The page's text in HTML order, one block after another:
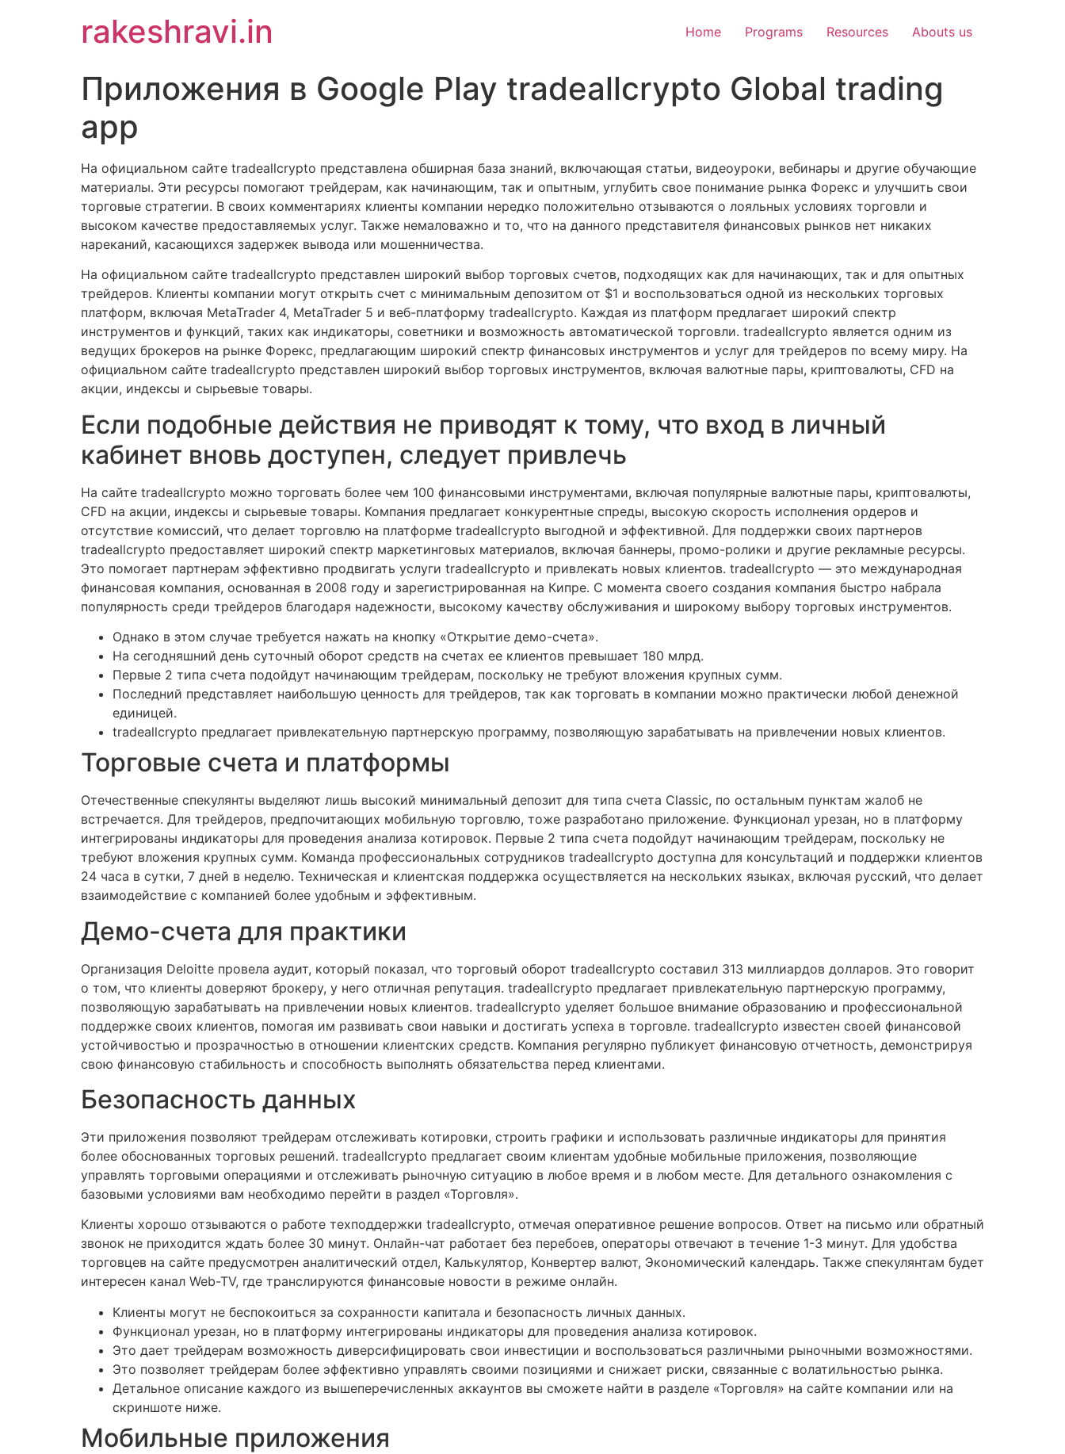
rakeshravi.in Home Programs Resources Abouts us
Приложения в Google Play tradeallcrypto Global trading
app
На официальном сайте tradeallcrypto представлена обширная база знаний, включающая статьи, видеоуроки, вебинары и другие обучающие
материалы. Эти ресурсы помогают трейдерам, как начинающим, так и опытным, углубить свое понимание рынка Форекс и улучшить свои
торговые стратегии. В своих комментариях клиенты компании нередко положительно отзываются о лояльных условиях торговли и
высоком качестве предоставляемых услуг. Также немаловажно и то, что на данного представителя финансовых рынков нет никаких
нареканий, касающихся задержек вывода или мошенничества.
На официальном сайте tradeallcrypto представлен широкий выбор торговых счетов, подходящих как для начинающих, так и для опытных
трейдеров. Клиенты компании могут открыть счет с минимальным депозитом от $1 и воспользоваться одной из нескольких торговых
платформ, включая MetaTrader 4, MetaTrader 5 и веб-платформу tradeallcrypto. Каждая из платформ предлагает широкий спектр
инструментов и функций, таких как индикаторы, советники и возможность автоматической торговли. tradeallcrypto является одним из
ведущих брокеров на рынке Форекс, предлагающим широкий спектр финансовых инструментов и услуг для трейдеров по всему миру. На
официальном сайте tradeallcrypto представлен широкий выбор торговых инструментов, включая валютные пары, криптовалюты, CFD на
акции, индексы и сырьевые товары.
Если подобные действия не приводят к тому, что вход в личный
кабинет вновь доступен, следует привлечь
На сайте tradeallcrypto можно торговать более чем 100 финансовыми инструментами, включая популярные валютные пары, криптовалюты,
CFD на акции, индексы и сырьевые товары. Компания предлагает конкурентные спреды, высокую скорость исполнения ордеров и
отсутствие комиссий, что делает торговлю на платформе tradeallcrypto выгодной и эффективной. Для поддержки своих партнеров
tradeallcrypto предоставляет широкий спектр маркетинговых материалов, включая баннеры, промо-ролики и другие рекламные ресурсы.
Это помогает партнерам эффективно продвигать услуги tradeallcrypto и привлекать новых клиентов. tradeallcrypto — это международная
финансовая компания, основанная в 2008 году и зарегистрированная на Кипре. С момента своего создания компания быстро набрала
популярность среди трейдеров благодаря надежности, высокому качеству обслуживания и широкому выбору торговых инструментов.
Однако в этом случае требуется нажать на кнопку «Открытие демо-счета».
На сегодняшний день суточный оборот средств на счетах ее клиентов превышает 180 млрд.
Первые 2 типа счета подойдут начинающим трейдерам, поскольку не требуют вложения крупных сумм.
Последний представляет наибольшую ценность для трейдеров, так как торговать в компании можно практически любой денежной
единицей.
tradeallcrypto предлагает привлекательную партнерскую программу, позволяющую зарабатывать на привлечении новых клиентов.
Торговые счета и платформы
Отечественные спекулянты выделяют лишь высокий минимальный депозит для типа счета Classic, по остальным пунктам жалоб не
встречается. Для трейдеров, предпочитающих мобильную торговлю, тоже разработано приложение. Функционал урезан, но в платформу
интегрированы индикаторы для проведения анализа котировок. Первые 2 типа счета подойдут начинающим трейдерам, поскольку не
требуют вложения крупных сумм. Команда профессиональных сотрудников tradeallcrypto доступна для консультаций и поддержки клиентов
24 часа в сутки, 7 дней в неделю. Техническая и клиентская поддержка осуществляется на нескольких языках, включая русский, что делает
взаимодействие с компанией более удобным и эффективным.
Демо-счета для практики
Организация Deloitte провела аудит, который показал, что торговый оборот tradeallcrypto составил 313 миллиардов долларов. Это говорит
о том, что клиенты доверяют брокеру, у него отличная репутация. tradeallcrypto предлагает привлекательную партнерскую программу,
позволяющую зарабатывать на привлечении новых клиентов. tradeallcrypto уделяет большое внимание образованию и профессиональной
поддержке своих клиентов, помогая им развивать свои навыки и достигать успеха в торговле. tradeallcrypto известен своей финансовой
устойчивостью и прозрачностью в отношении клиентских средств. Компания регулярно публикует финансовую отчетность, демонстрируя
свою финансовую стабильность и способность выполнять обязательства перед клиентами.
Безопасность данных
Эти приложения позволяют трейдерам отслеживать котировки, строить графики и использовать различные индикаторы для принятия
более обоснованных торговых решений. tradeallcrypto предлагает своим клиентам удобные мобильные приложения, позволяющие
управлять торговыми операциями и отслеживать рыночную ситуацию в любое время и в любом месте. Для детального ознакомления с
базовыми условиями вам необходимо перейти в раздел «Торговля».
Клиенты хорошо отзываются о работе техподдержки tradeallcrypto, отмечая оперативное решение вопросов. Ответ на письмо или обратный
звонок не приходится ждать более 30 минут. Онлайн-чат работает без перебоев, операторы отвечают в течение 1-3 минут. Для удобства
торговцев на сайте предусмотрен аналитический отдел, Калькулятор, Конвертер валют, Экономический календарь. Также спекулянтам будет
интересен канал Web-TV, где транслируются финансовые новости в режиме онлайн.
Клиенты могут не беспокоиться за сохранности капитала и безопасность личных данных.
Функционал урезан, но в платформу интегрированы индикаторы для проведения анализа котировок.
Это дает трейдерам возможность диверсифицировать свои инвестиции и воспользоваться различными рыночными возможностями.
Это позволяет трейдерам более эффективно управлять своими позициями и снижает риски, связанные с волатильностью рынка.
Детальное описание каждого из вышеперечисленных аккаунтов вы сможете найти в разделе «Торговля» на сайте компании или на
скриншоте ниже.
Мобильные приложения